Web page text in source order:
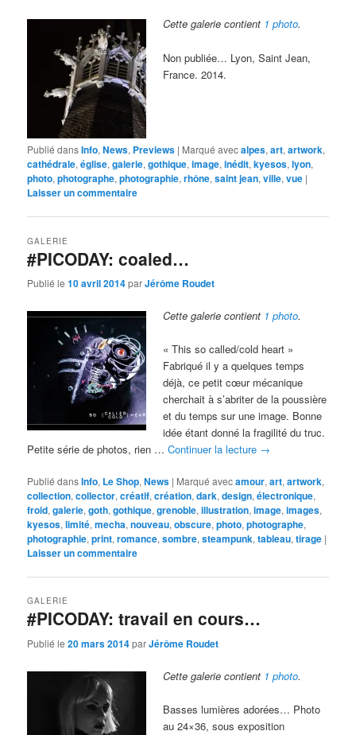
Cette galerie contient 1 photo.
Non publiée… Lyon, Saint Jean,
France. 2014.
Publié dansInfo,News, Previews | Marqué avecalpes,art,artwork,
cathédrale,église,galerie,gothique,image,inédit,kyesos,lyon,
photo,photographe,photographie,rhône,saint jean,ville,vue |
Laisser un commentaire
#PICODAY: coaled…
GALERIE
Publié le10 avril 2014parJérôme Roudet
Cette galerie contient 1 photo.
« This so called/cold heart »
Fabriqué il y a quelques temps
déjà, ce petit cœur mécanique
cherchait à s’abriter de la poussière
et du temps sur une image. Bonne
idée étant donné la fragilité du truc.
Petite série de photos, rien …Continuer la lecture →
Publié dansInfo, Le Shop,News | Marqué avecamour,art,artwork,
collection,collector,créatif,création,dark,design,électronique,
froid,galerie,goth,gothique,grenoble,illustration,image,images,
kyesos,limité,mecha,nouveau,obscure,photo,photographe,
photographie,print,romance,sombre,steampunk,tableau,tirage |
Laisser un commentaire
#PICODAY: travail en cours…
GALERIE
Publié le20 mars 2014parJérôme Roudet
Cette galerie contient 1 photo.
Basses lumières adorées… Photo
au 24×36, sous exposition